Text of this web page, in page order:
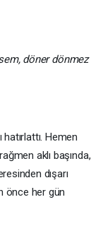
döner dönmez
Hemen
aklı başında,
dışarı
önce her gün